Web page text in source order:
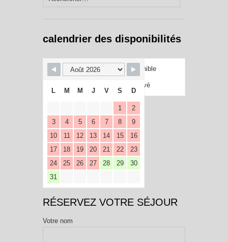
calendrier des disponibilités
Disponible
Réservé
L M M J V S D
1
2
3
4 5 6 7 8
9
10
11 12 13 14 15
16
17
18 19 20 21 22
23
24
25 26 27 28 29
30
31
RÉSERVEZ VOTRE SÉJOUR
Votre nom